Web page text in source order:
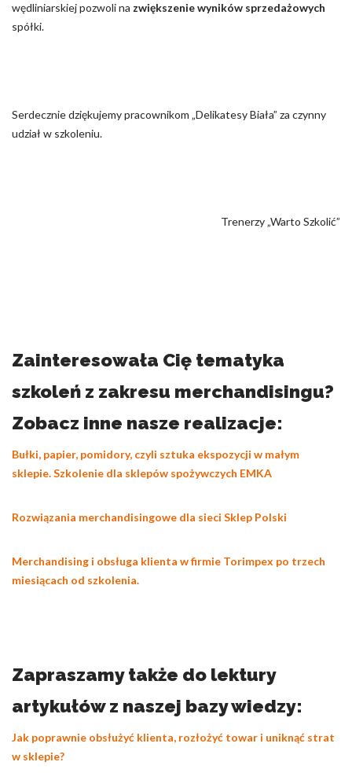
wędliniarskiej pozwoli na zwiększenie wyników sprzedażowych
spółki.
Serdecznie dziękujemy pracownikom „Delikatesy Biała” za czynny
udział w szkoleniu.
Trenerzy „Warto Szkolić”
Zainteresowała Cię tematyka
szkoleń z zakresu merchandisingu?
Zobacz inne nasze realizacje:
Bułki, papier, pomidory, czyli sztuka ekspozycji w małym
sklepie. Szkolenie dla sklepów spożywczych EMKA
Rozwiązania merchandisingowe dla sieci Sklep Polski
Merchandising i obsługa klienta w firmie Torimpex po trzech
miesiącach od szkolenia.
Zapraszamy także do lektury
artykułów z naszej bazy wiedzy:
Jak poprawnie obsłużyć klienta, rozłożyć towar i uniknąć strat
w sklepie?